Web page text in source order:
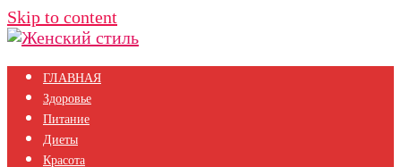
Skip to content
ГЛАВНАЯ
Здоровье
Питание
Диеты
Красота